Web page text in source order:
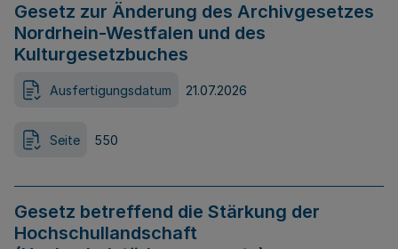
Gesetz zur Änderung des Archivgesetzes
Nordrhein-Westfalen und des
Kulturgesetzbuches
Ausfertigungsdatum 21.07.2026
Seite 550
Gesetz betreffend die Stärkung der
Hochschullandschaft